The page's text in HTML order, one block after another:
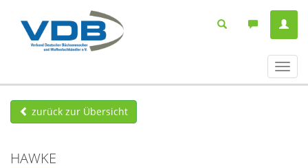
ein-/
zurück zur Übersicht
HAWKE